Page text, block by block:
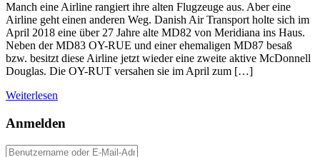
Manch eine Airline rangiert ihre alten Flugzeuge aus. Aber eine
Airline geht einen anderen Weg. Danish Air Transport holte sich im
April 2018 eine über 27 Jahre alte MD82 von Meridiana ins Haus.
Neben der MD83 OY-RUE und einer ehemaligen MD87 besaß
bzw. besitzt diese Airline jetzt wieder eine zweite aktive McDonnell
Douglas. Die OY-RUT versahen sie im April zum […]
Weiterlesen
Anmelden